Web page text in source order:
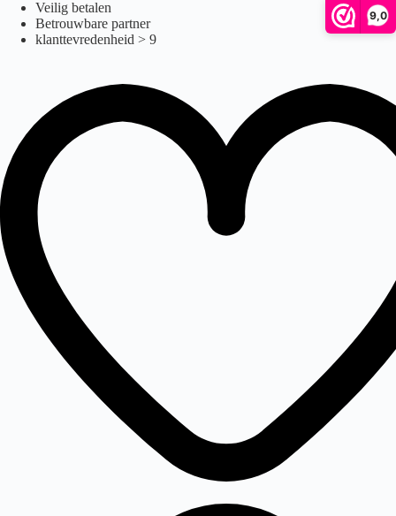
9,0
bekerhouder
naar
Veilig betalen
Betrouwbare partner
klanttevredenheid > 9